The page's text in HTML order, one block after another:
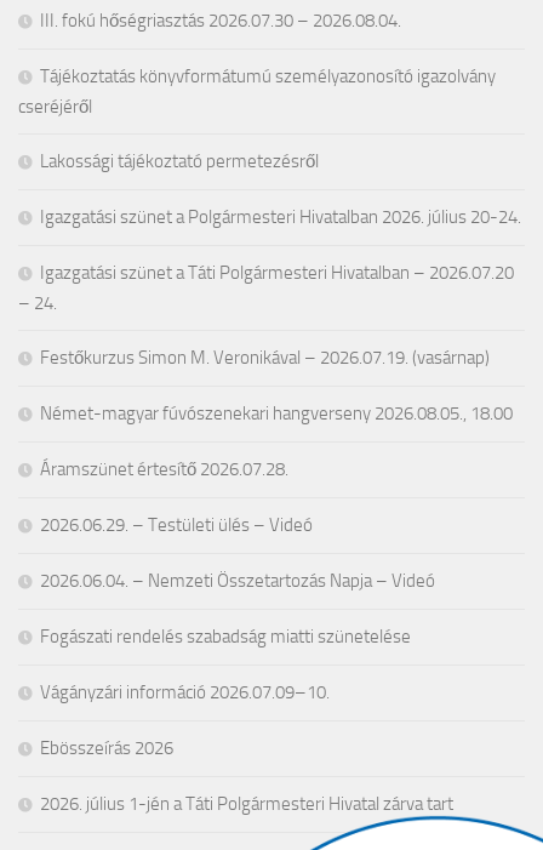
III. fokú hőségriasztás 2026.07.30 – 2026.08.04.
Tájékoztatás könyvformátumú személyazonosító igazolvány
cseréjéről
Lakossági tájékoztató permetezésről
Igazgatási szünet a Polgármesteri Hivatalban 2026. július 20-24.
Igazgatási szünet a Táti Polgármesteri Hivatalban – 2026.07.20
– 24.
Festőkurzus Simon M. Veronikával – 2026.07.19. (vasárnap)
Német-magyar fúvószenekari hangverseny 2026.08.05., 18.00
Áramszünet értesítő 2026.07.28.
2026.06.29. – Testületi ülés – Videó
2026.06.04. – Nemzeti Összetartozás Napja – Videó
Fogászati rendelés szabadság miatti szünetelése
Vágányzári információ 2026.07.09–10.
Ebösszeírás 2026
2026. július 1-jén a Táti Polgármesteri Hivatal zárva tart